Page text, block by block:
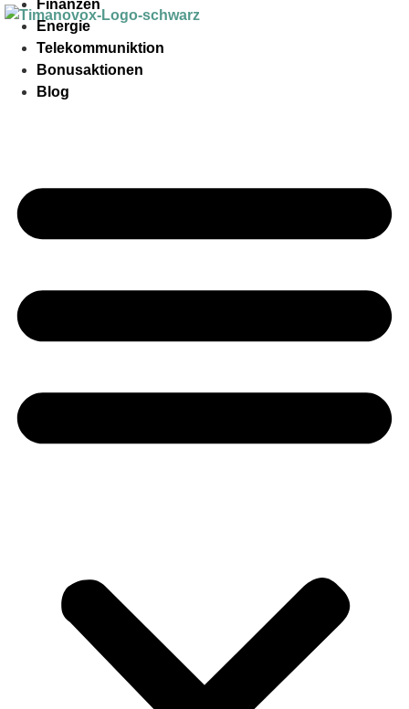
Finanzen
Energie
Telekommuniktion
Bonusaktionen
Blog